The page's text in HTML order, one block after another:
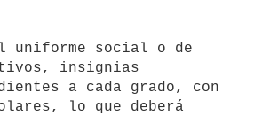
uniforme social o de
insignias
lo que deberá